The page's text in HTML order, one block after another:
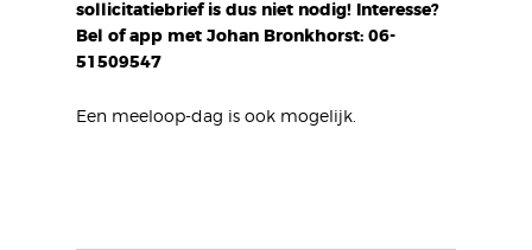
sollicitatiebrief is dus niet nodig! Interesse?
Bel of app met Johan Bronkhorst: 06-
51509547
Een meeloop-dag is ook mogelijk.